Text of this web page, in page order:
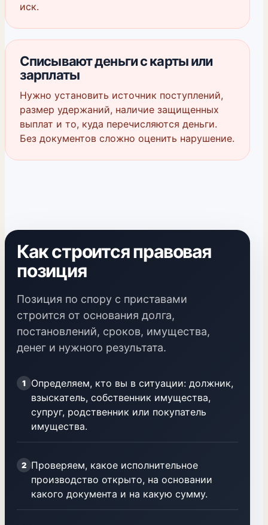
иск.
Списывают деньги с карты или
зарплаты
Нужно установить источник поступлений,
размер удержаний, наличие защищенных
выплат и то, куда перечисляются деньги.
Без документов сложно оценить нарушение.
Как строится правовая
позиция
Позиция по спору с приставами
строится от основания долга,
постановлений, сроков, имущества,
денег и нужного результата.
1
Определяем, кто вы в ситуации: должник,
взыскатель, собственник имущества,
супруг, родственник или покупатель
имущества.
2 Проверяем, какое исполнительное
производство открыто, на основании
какого документа и на какую сумму.